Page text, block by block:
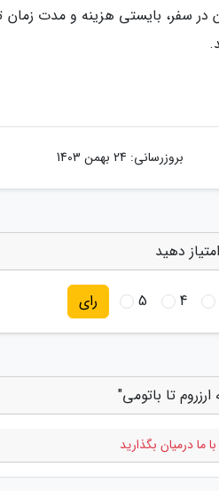
سفر، بایستی هزینه و مدت زمان
بروزرسانی: 24 بهمن 1403
دهید
4
5 رای
تا باتومی"
ما درمیان بگذارید